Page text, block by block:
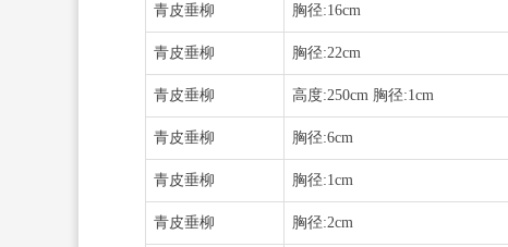
青皮垂柳 胸径:16cm
青皮垂柳 胸径:22cm
青皮垂柳 高度:250cm 胸径:1cm
青皮垂柳 胸径:6cm
青皮垂柳 胸径:1cm
青皮垂柳 胸径:2cm